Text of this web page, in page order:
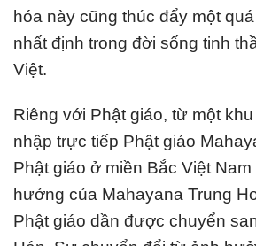
hóa này cũng thúc đẩy một
nhất định trong đời sống tinh
Việt.
Riêng với Phật giáo, từ một
nhập trực tiếp Phật giáo
Phật giáo ở miền Bắc Việt
hưởng của Mahayana Trung
Phật giáo dần được chuyển